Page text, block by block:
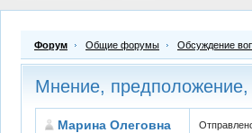
Форум Общие форумы Обсуждение
Мнение, предположение,
Марина Олеговна